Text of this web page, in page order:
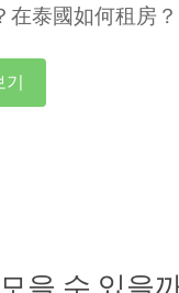
在泰國如何租房？
을 수 있을